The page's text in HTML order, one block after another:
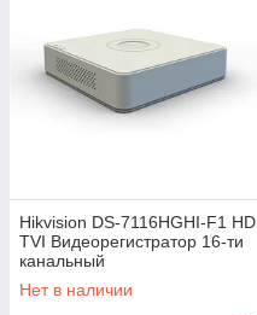
Hikvision DS-7116HGHI-F1 HD
TVI Видеорегистратор 16-ти
канальный
Нет в наличии